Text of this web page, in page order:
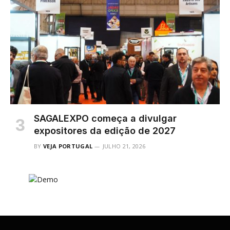
SAGALEXPO começa a divulgar
expositores da edição de 2027
BY VEJA PORTUGAL JULHO 21, 2026